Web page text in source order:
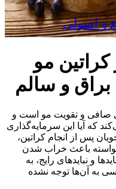
و اصولی
مو
و سالم
صافی و تقویت مو است و
که آیا این سرمایه‌گذاری
پس از انجام کراتین،
باعث خراب شدن
و نبایدهای رایج، به
به آن‌ها توجه نشده